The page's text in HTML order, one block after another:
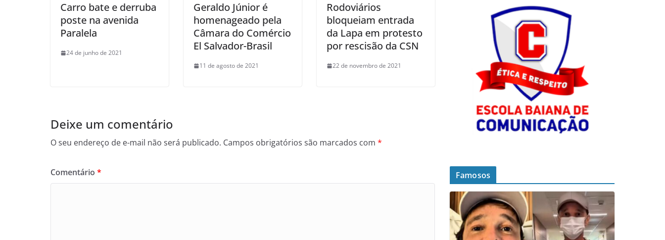
Carro bate e derruba
poste na avenida
Paralela
24 de junho de 2021
Geraldo Júnior é
homenageado pela
Câmara do Comércio
El Salvador-Brasil
11 de agosto de 2021
Rodoviários
bloqueiam entrada
da Lapa em protesto
por rescisão da CSN
22 de novembro de 2021
Deixe um comentário
O seu endereço de e-mail não será publicado. Campos obrigatórios são marcados com *
Comentário * Famosos